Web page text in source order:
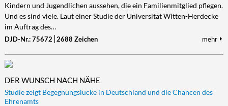
Kindern und Jugendlichen aussehen, die ein Familienmitglied pflegen.
Und es sind viele. Laut einer Studie der Universität Witten-Herdecke
im Auftrag des…
DJD-Nr.: 75672 2688 Zeichen mehr
DER WUNSCH NACH NÄHE
Studie zeigt Begegnungslücke in Deutschland und die Chancen des
Ehrenamts